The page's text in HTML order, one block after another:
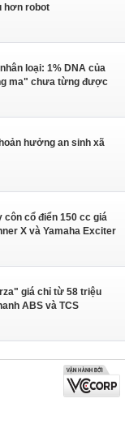
hơn robot
loại: 1% DNA của
ma" chưa từng được
hưởng an sinh xã
cổ điển 150 cc giá
X và Yamaha Exciter
giá chỉ từ 58 triệu
ABS và TCS